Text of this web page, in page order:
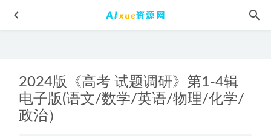
2024版《高考 试题调研》第1-4辑
电子版(语文/数学/英语/物理/化学/
政治）